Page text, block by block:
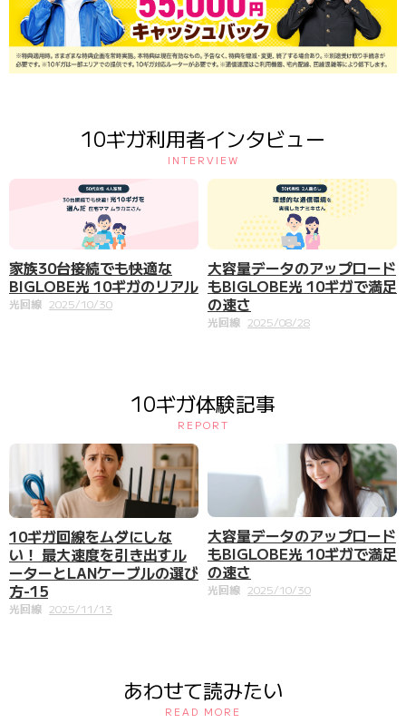
10ギガ利用者インタビュー
INTERVIEW
家族30台接続でも快適な
BIGLOBE光 10ギガのリアル
光回線 2025/10/30
大容量データのアップロード
もBIGLOBE光 10ギガで満足
の速さ
光回線 2025/08/28
10ギガ体験記事
REPORT
10ギガ回線をムダにしな
い！ 最大速度を引き出すル
ーターとLANケーブルの選び
方-15
光回線 2025/11/13
大容量データのアップロード
もBIGLOBE光 10ギガで満足
の速さ
光回線 2025/10/30
あわせて読みたい
READ MORE